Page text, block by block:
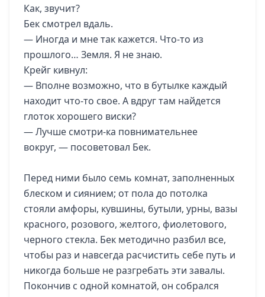
Как, звучит?
Бек смотрел вдаль.
— Иногда и мне так кажется. Что-то из
прошлого… Земля. Я не знаю.
Крейг кивнул:
— Вполне возможно, что в бутылке каждый
находит что-то свое. А вдруг там найдется
глоток хорошего виски?
— Лучше смотри-ка повнимательнее
вокруг, — посоветовал Бек.
Перед ними было семь комнат, заполненных
блеском и сиянием; от пола до потолка
стояли амфоры, кувшины, бутыли, урны, вазы
красного, розового, желтого, фиолетового,
черного стекла. Бек методично разбил все,
чтобы раз и навсегда расчистить себе путь и
никогда больше не разгребать эти завалы.
Покончив с одной комнатой, он собрался